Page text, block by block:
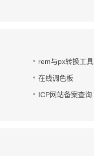
rem与px转换工具
在线调色板
ICP网站备案查询